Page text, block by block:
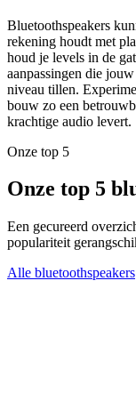
Bluetoothspeakers
rekening houdt met
houd je levels in de
aanpassingen die
niveau tillen.
bouw zo een
krachtige audio levert.
Onze top 5
Onze top 5
Een gecureerd
populariteit
Alle bluetoothspeakers